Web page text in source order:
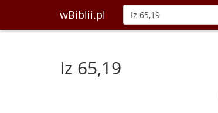
wBiblii.pl
Iz 65,19